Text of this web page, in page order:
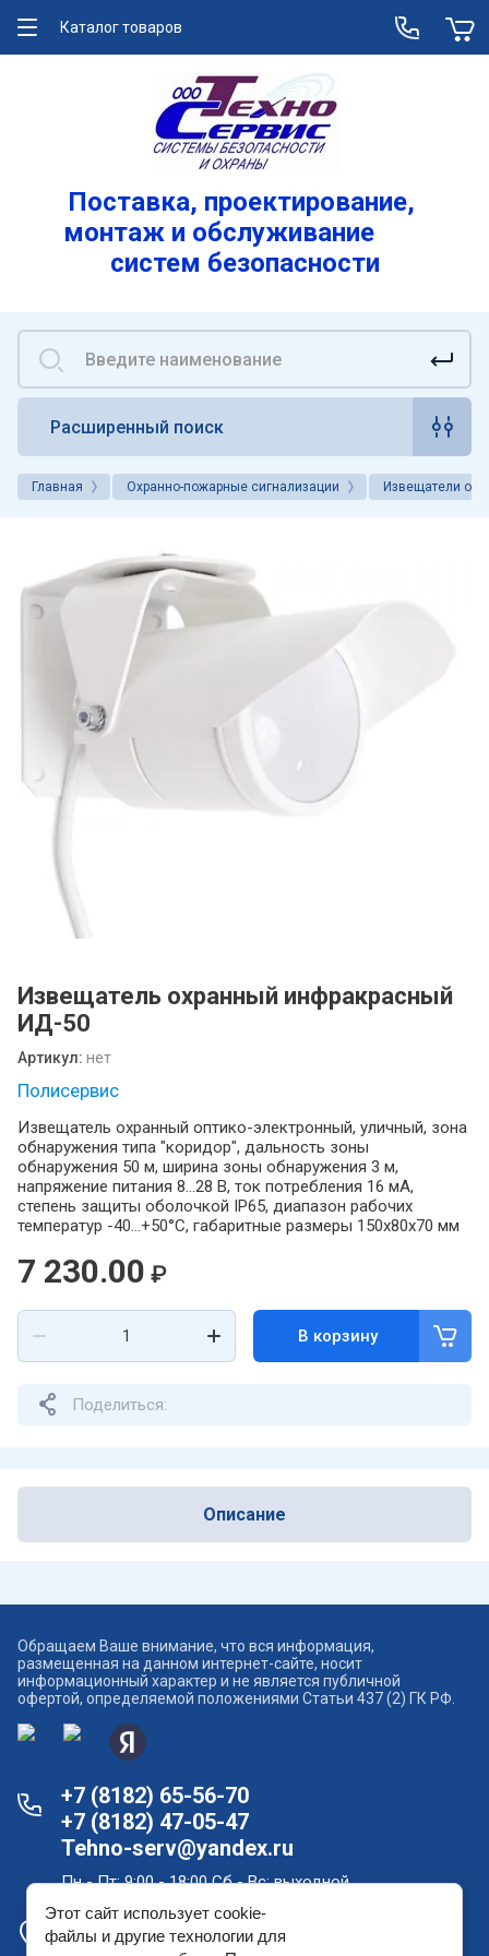
Реквизиты
Каталог товаров
Поставка, проектирование,
монтаж и обслуживание
систем безопасности
Расширенный поиск
Главная Охранно-пожарные сигнализации Извещатели
Извещатель охранный инфракрасный
ИД-50
Артикул: нет
Полисервис
Извещатель охранный оптико-электронный, уличный, зона
обнаружения типа "коридор", дальность зоны
обнаружения 50 м, ширина зоны обнаружения 3 м,
напряжение питания 8...28 В, ток потребления 16 мА,
степень защиты оболочкой IP65, диапазон рабочих
температур -40...+50°С, габаритные размеры 150x80x70 мм
7 230.00 ₽
В корзину
Поделиться:
Описание
Обращаем Ваше внимание, что вся информация,
размещенная на данном интернет-сайте, носит
информационный характер и не является публичной
офертой, определяемой положениями Статьи 437 (2) ГК РФ.
+7 (8182) 65-56-70
+7 (8182) 47-05-47
Tehno-serv@yandex.ru
Пн - Пт: 9:00 - 18:00 Сб - Вс: выходной
Офис продаж и склад в Архангельске: проспект
Новгородский, дом 181
Этот сайт использует cookie-
файлы и другие технологии для